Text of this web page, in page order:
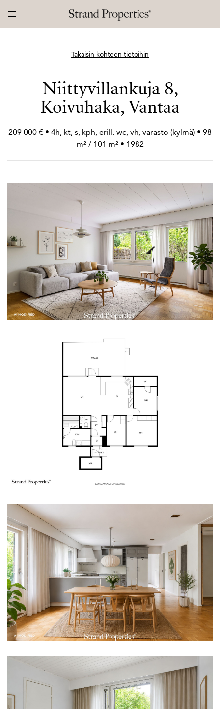
Takaisin kohteen tietoihin
Niittyvillankuja 8,
Koivuhaka, Vantaa
209 000 € • 4h, kt, s, kph, erill. wc, vh, varasto (kylmä) • 98
m² / 101 m² • 1982